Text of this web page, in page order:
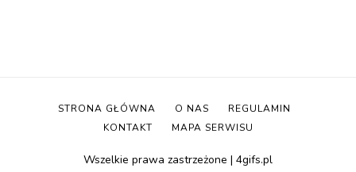
Wszelkie prawa zastrzeżone | 4gifs.pl
STRONA GŁÓWNA O NAS
REGULAMIN
KONTAKT
MAPA SERWISU